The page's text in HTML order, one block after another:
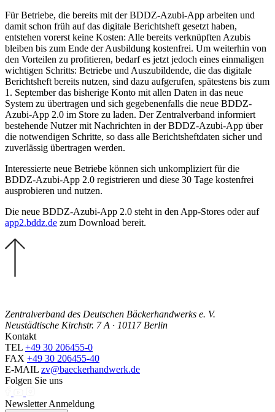
Für Betriebe, die bereits mit der BDDZ-Azubi-App arbeiten und
damit schon früh auf das digitale Berichtsheft gesetzt haben,
entstehen vorerst keine Kosten: Alle bereits verknüpften Azubis
bleiben bis zum Ende der Ausbildung kostenfrei. Um weiterhin von
den Vorteilen zu profitieren, bedarf es jetzt jedoch eines einmaligen
wichtigen Schritts: Betriebe und Auszubildende, die das digitale
Berichtsheft bereits nutzen, sind dazu aufgerufen, spätestens bis zum
1. September das bisherige Konto mit allen Daten in das neue
System zu übertragen und sich gegebenenfalls die neue BDDZ-
Azubi-App 2.0 im Store zu laden. Der Zentralverband informiert
bestehende Nutzer mit Nachrichten in der BDDZ-Azubi-App über
die notwendigen Schritte, so dass alle Berichtsheftdaten sicher und
zuverlässig übertragen werden.
Interessierte neue Betriebe können sich unkompliziert für die
BDDZ-Azubi-App 2.0 registrieren und diese 30 Tage kostenfrei
ausprobieren und nutzen.
Die neue BDDZ-Azubi-App 2.0 steht in den App-Stores oder auf
app2.bddz.de zum Download bereit.
Zentralverband des Deutschen Bäckerhandwerks e. V.
Neustädtische Kirchstr. 7 A · 10117 Berlin
Kontakt
TEL +49 30 206455-0
FAX +49 30 206455-40
E-MAIL zv@baeckerhandwerk.de
Folgen Sie uns
Newsletter Anmeldung